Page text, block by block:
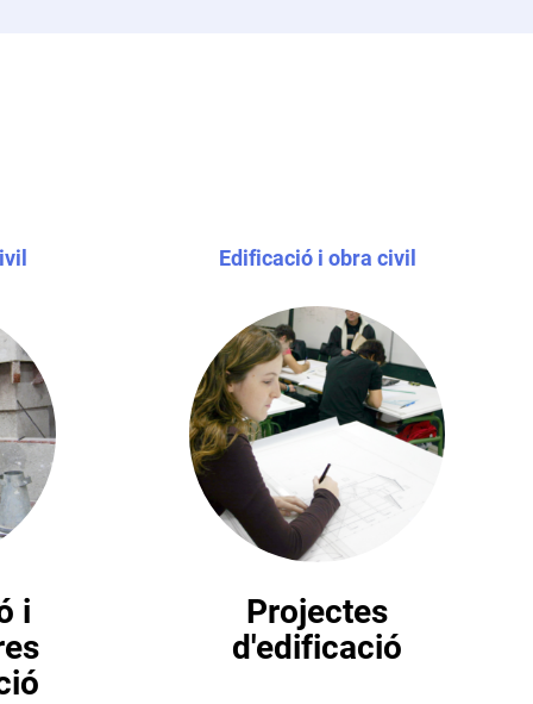
i
Projectes
d'edificació
Edificació i obra civil